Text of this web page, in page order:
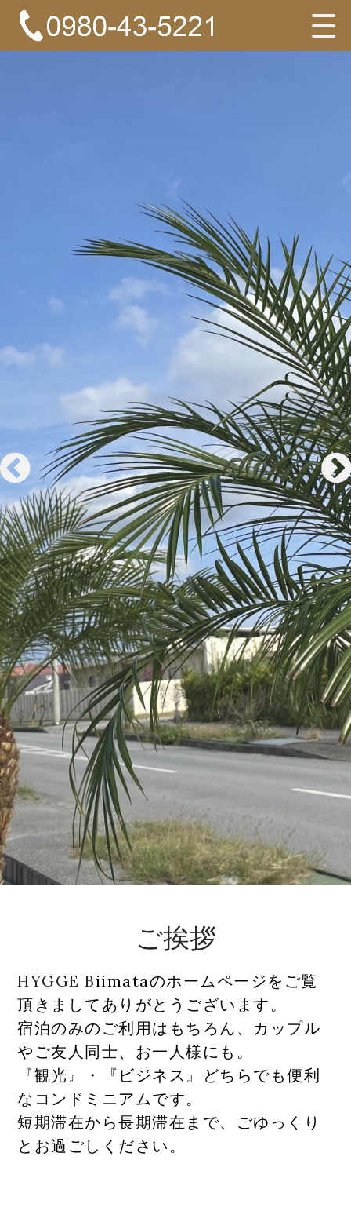
ご挨拶
HYGGE Biimataのホームページをご覧
頂きましてありがとうございます。
宿泊のみのご利用はもちろん、カップル
やご友人同士、お一人様にも。
『観光』・『ビジネス』どちらでも便利
なコンドミニアムです。
短期滞在から長期滞在まで、ごゆっくり
とお過ごしください。